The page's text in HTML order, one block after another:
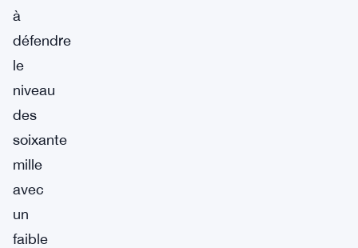
à
défendre
le
niveau
des
soixante
mille
avec
un
faible